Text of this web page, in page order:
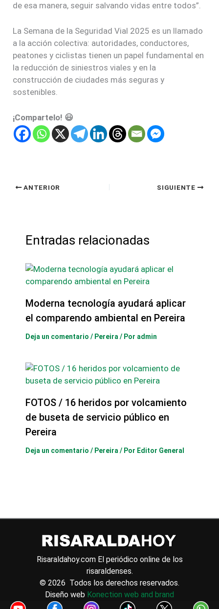
de esa manera, seguir salvando vidas entre todos”.
La Semana de la Seguridad Vial 2025 es un llamado
a la acción colectiva: autoridades, conductores,
peatones y ciclistas tienen un papel fundamental en
la reducción de siniestros viales y en la
construcción de ciudades más seguras y
sostenibles.
¡Compartelo! 😃
ANTERIOR SIGUIENTE
Entradas relacionadas
Moderna tecnología ayudará aplicar
el comparendo ambiental en Pereira
Deja un comentario / Pereira / Por admin
FOTOS / 16 heridos por volcamiento
de buseta de servicio público en
Pereira
Deja un comentario / Pereira / Por Editor General
Risaraldahoy.com El periódico online de los
risaraldenses.
© 2026 Todos los derechos reservados.
Diseño web Konection web and brand